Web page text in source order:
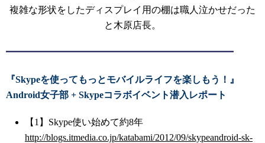
複雑な形状をしたディスプレイ用の棚は職人泣かせだった
と木原店長。
『Skypeを使ってもっとモバイルライフを楽しもう！』
Android女子部 + Skypeコラボイベント潜入レポート
【1】Skype使い始めて約8年
http://blogs.itmedia.co.jp/katabami/2012/09/skypeandroid-sk-